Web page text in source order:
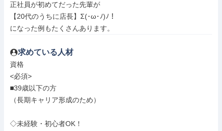
正社員が初めてだった先輩が
【20代のうちに店長】Σ(･ω･ﾉ)ﾉ！
になった例もたくさんあります。
求めている人材
資格
<必須>
■39歳以下の方
（長期キャリア形成のため）
◇未経験・初心者OK！